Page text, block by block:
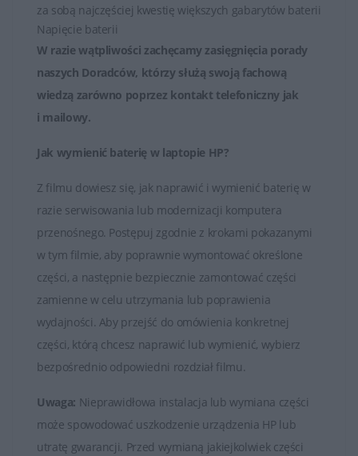
za sobą najczęściej kwestię większych gabarytów baterii
Napięcie baterii
W razie wątpliwości zachęcamy zasięgnięcia porady
naszych Doradców, którzy służą swoją fachową
wiedzą zarówno poprzez kontakt telefoniczny jak
i mailowy.
Jak wymienić baterię w laptopie HP?
Z filmu dowiesz się, jak naprawić i wymienić baterię w
razie serwisowania lub modernizacji komputera
przenośnego. Postępuj zgodnie z krokami pokazanymi
w tym filmie, aby poprawnie wymontować określone
części, a następnie bezpiecznie zamontować części
zamienne w celu utrzymania lub poprawienia
wydajności. Aby przejść do omówienia konkretnej
części, którą chcesz naprawić lub wymienić, wybierz
bezpośrednio odpowiedni rozdział filmu.
Uwaga: Nieprawidłowa instalacja lub wymiana części
może spowodować uszkodzenie urządzenia HP lub
utratę gwarancji. Przed wymianą jakiejkolwiek części